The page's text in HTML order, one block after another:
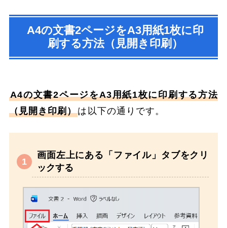
A4の文書2ページをA3用紙1枚に印
刷する方法（見開き印刷）
A4の文書2ページをA3用紙1枚に印刷する方法
（見開き印刷）は以下の通りです。
画面左上にある「ファイル」タブをクリ
ックする